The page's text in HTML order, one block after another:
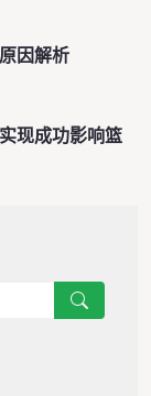
因解析
现成功影响篮